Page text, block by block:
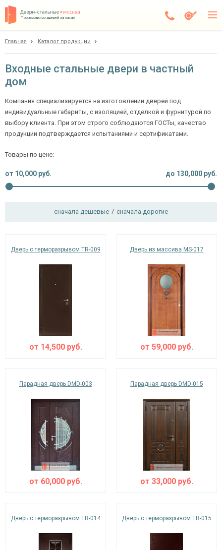
Производство дверей на заказ
Доставка
Установка
Галерея
Контакты
+7 (495) 409-24-70
Главная Каталог продукции
Входные стальные двери в частный
дом
Компания специализируется на изготовлении дверей под
индивидуальные габариты, с изоляцией, отделкой и фурнитурой по
выбору клиента. При этом строго соблюдаются ГОСТы, качество
продукции подтверждается испытаниями и сертификатами.
Товары по цене:
от 10,000 руб. до 130,000 руб.
сначала дешевые / сначала дорогие
Дверь с терморазрывом TR-009
от 14,500руб.
Дверь из массива MS-017
от 59,000руб.
Парадная дверь DMD-003
от 60,000руб.
Парадная дверь DMD-015
от 33,000руб.
Дверь с терморазрывом TR-014 Дверь с терморазрывом TR-015